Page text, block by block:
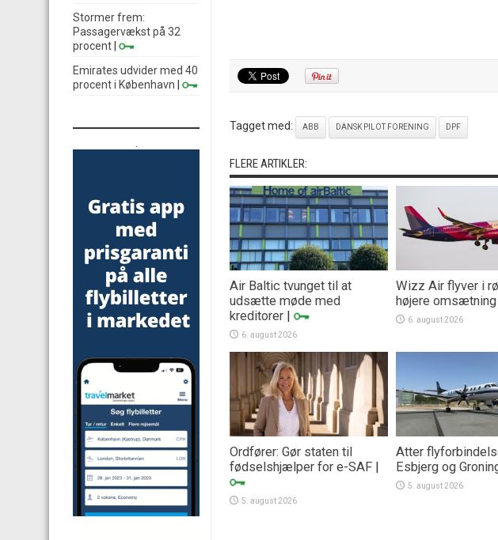
Tagget med: ABB DANSK PILOT FORENING DPF
FLERE ARTIKLER:
Air Baltic tvunget til at
udsætte møde med
kreditorer |
6. august 2026
Wizz Air flyver i
højere omsætning
6. august 2026
Ordfører: Gør staten til
fødselshjælper for e-SAF |
5. august 2026
Atter
Esbjerg og
5. august 2026
Stormer frem:
Passagervækst på 32
procent
Emirates udvider med 40
procent i København